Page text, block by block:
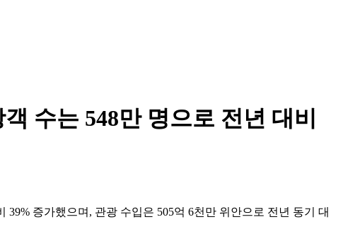
수는 548만 명으로 전년 대비
증가했으며, 관광 수입은 505억 6천만 위안으로 전년 동기 대